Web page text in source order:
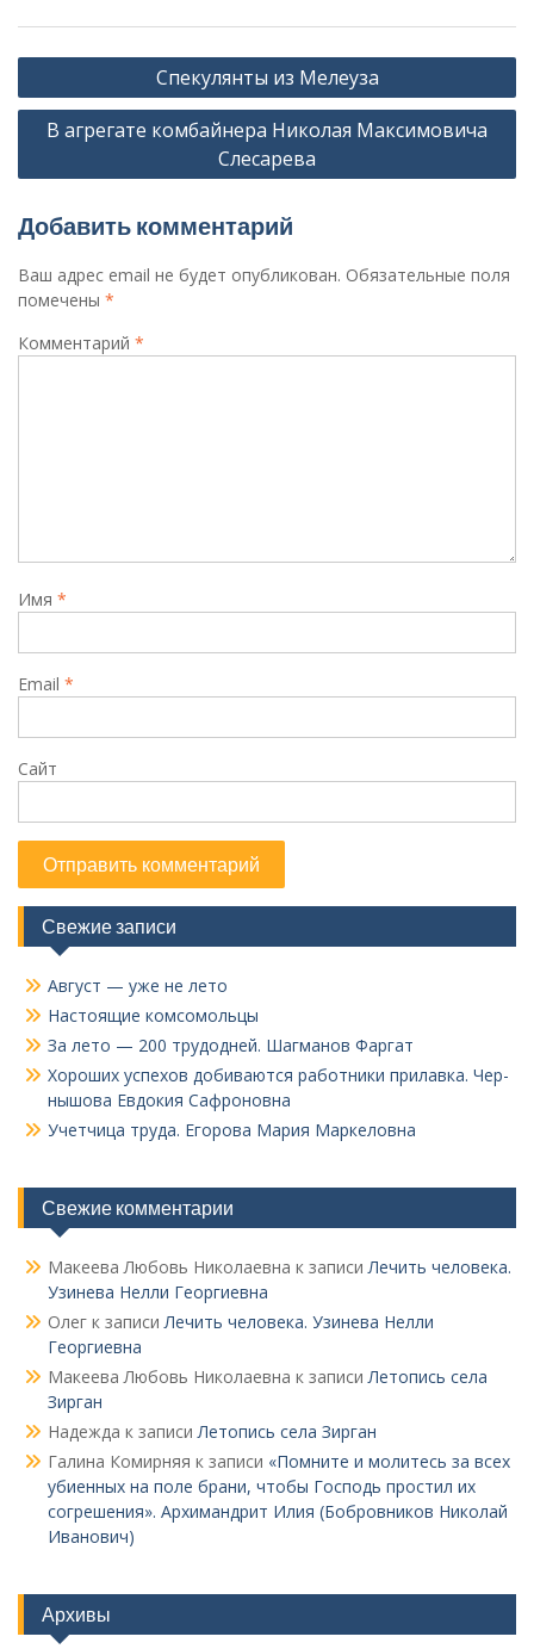
Навигация
по
записям
Спекулянты из Мелеуза
В агрегате комбайнера Николая Максимовича
Слесарева
Добавить комментарий
Ваш адрес email не будет опубликован. Обязательные поля
помечены *
Комментарий *
Имя *
Email *
Сайт
Свежие записи
Август — уже не лето
Настоящие комсомольцы
За лето — 200 трудодней. Шагманов Фаргат
Хороших успехов добиваются работники прилавка. Чер­
нышова Евдокия Сафроновна
Учетчица труда. Его­рова Мария Маркеловна
Свежие комментарии
Макеева Любовь Николаевна к записиЛечить человека.
Узинева Нелли Георгиевна
Олег к записиЛечить человека. Узинева Нелли
Георгиевна
Макеева Любовь Николаевна к записиЛетопись села
Зирган
Надежда к записиЛетопись села Зирган
Галина Комирняя к записи «Помните и молитесь за всех
убиенных на поле брани, чтобы Господь простил их
согрешения». Архимандрит Илия (Бобровников Николай
Иванович)
Архивы